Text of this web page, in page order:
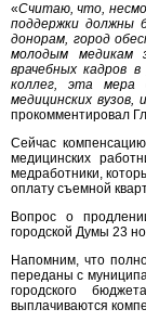
«Считаю, что,
поддержки должны
донорам, город
молодым медикам
врачебных кадров
коллег, эта мера
медицинских вузов,
прокомментировал
Сейчас
медицинских
медработники,
оплату съемной
Вопрос о
городской Думы 23
Напомним, что
переданы с
городского
выплачиваются